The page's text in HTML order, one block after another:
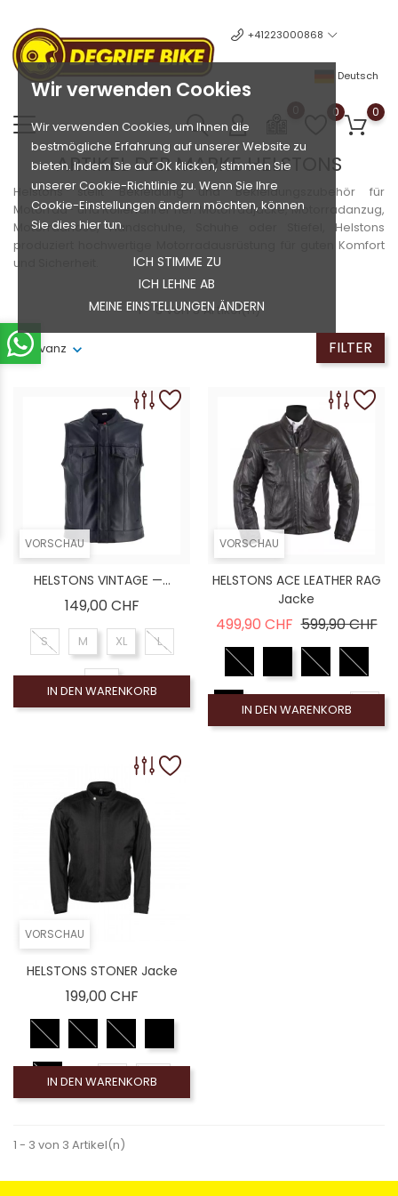
Wir verwenden Cookies
Wir verwenden Cookies, um Ihnen die
bestmögliche Erfahrung auf unserer Website zu
bieten. Indem Sie auf OK klicken, stimmen Sie
unserer Cookie-Richtlinie zu. Wenn Sie Ihre
Cookie-Einstellungen ändern möchten, können
Sie dies hier tun.
ICH STIMME ZU
ICH LEHNE AB
MEINE EINSTELLUNGEN ÄNDERN
+41223000868
Deutsch
0 0
ARTIKEL DER MARKE HELSTONS
Helstons stellt Bekleidung und Bekleidungszubehör für
Motorrad- und Rollerfahrer her. Motorradjacke, Motorradanzug,
Motorradhose, Handschuhe, Schuhe oder Stiefel, Helstons
produziert hochwertige Motorradausrüstung für guten Komfort
und Sicherheit.
Relevanz FILTER
1 - 3 von 3 Artikel(n)
VORSCHAU
HELSTONS VINTAGE —...
149,00 CHFPreis
S M XL L
2XL
IN DEN WARENKORB
VORSCHAU
HELSTONS ACE LEATHER RAG
Jacke
499,90 CHF Verkaufspreis
599,90 CHF
IN DEN WARENKORB
VORSCHAU
HELSTONS STONER Jacke
199,00 CHFPreis
M 2XL
IN DEN WARENKORB
1 - 3 von 3 Artikel(n)